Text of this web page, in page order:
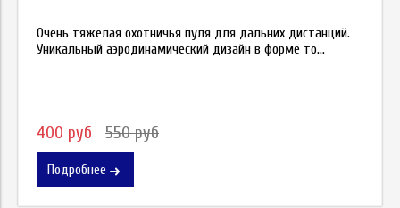
Очень тяжелая охотничья пуля для дальних дистанций.
Уникальный аэродинамический дизайн в форме то...
400 руб 550 руб
Подробнее